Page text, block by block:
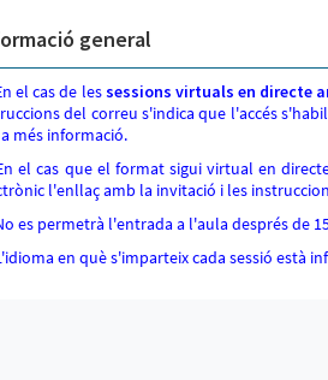
general
el cas de lessessions virtuals en directe
del correu s'indica que l'accés
més informació.
el cas que el format sigui virtual en
l'enllaç amb la invitació i les
es permetrà l'entrada a l'aula després de
en què s'imparteix cada sessió està